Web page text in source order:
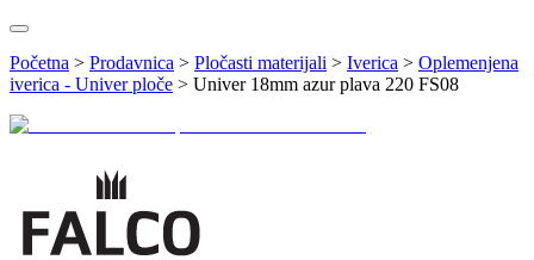
Početna > Prodavnica > Pločasti materijali > Iverica > Oplemenjena
iverica - Univer ploče > Univer 18mm azur plava 220 FS08